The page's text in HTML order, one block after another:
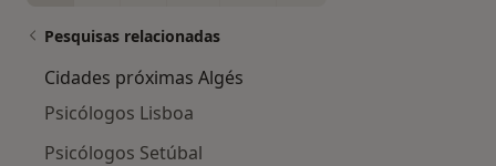
Pesquisas relacionadas
Cidades próximas Algés
Psicólogos Lisboa
Psicólogos Setúbal